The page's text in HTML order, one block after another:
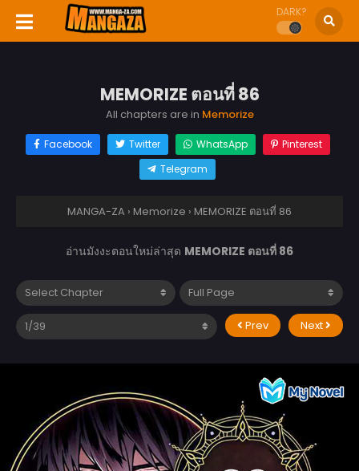
DARK?
MEMORIZE ตอนที่ 86
All chapters are in Memorize
Facebook Twitter WhatsApp
Pinterest
Telegram
MANGA-ZA › Memorize › MEMORIZE ตอนที่ 86
อ่านมังงะตอนใหม่ล่าสุด MEMORIZE ตอนที่ 86
Prev Next